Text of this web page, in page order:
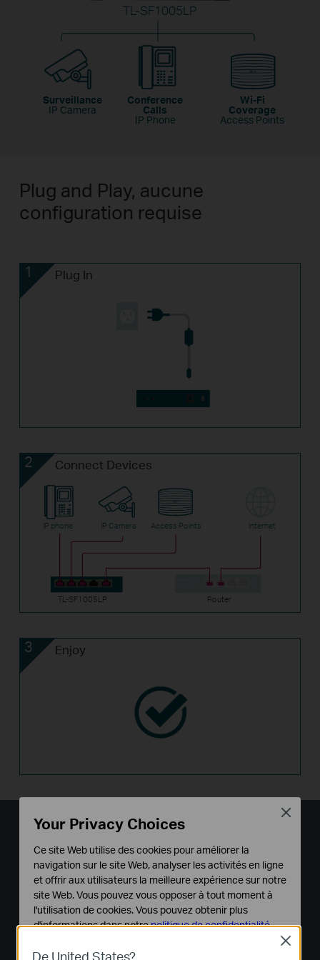
Surveillance
IP Camera
Conference
Calls
IP Phone
Wi-Fi
Coverage
Access Points
TL-SF1005LP
Plug and Play, aucune
configuration requise
1 Plug In
2 Connect Devices
IP phone IP Camera Access Points Internet
TL-SF1005LP Router
3 Enjoy
Idéal pour la surveillance IP -
Transmissions jusqu'à 250 m
Avec le mode étendu, la distance de transmission
PoE atteint jusqu'à 250 m**-parfait pour le
déploiement de caméras IP dans de grandes
zones.
La vitesse des ports en mode étendu descendra à 10 Mbps. La
distance de transmission réelle peut varier en fonction de la
De United States?
Close
Your Privacy Choices
Ce site Web utilise des cookies pour améliorer la
navigation sur le site Web, analyser les activités en ligne
et offrir aux utilisateurs la meilleure expérience sur notre
site Web. Vous pouvez vous opposer à tout moment à
l'utilisation de cookies. Vous pouvez obtenir plus
d'informations dans notrepolitique de confidentialité.
Cookies basiques
Close